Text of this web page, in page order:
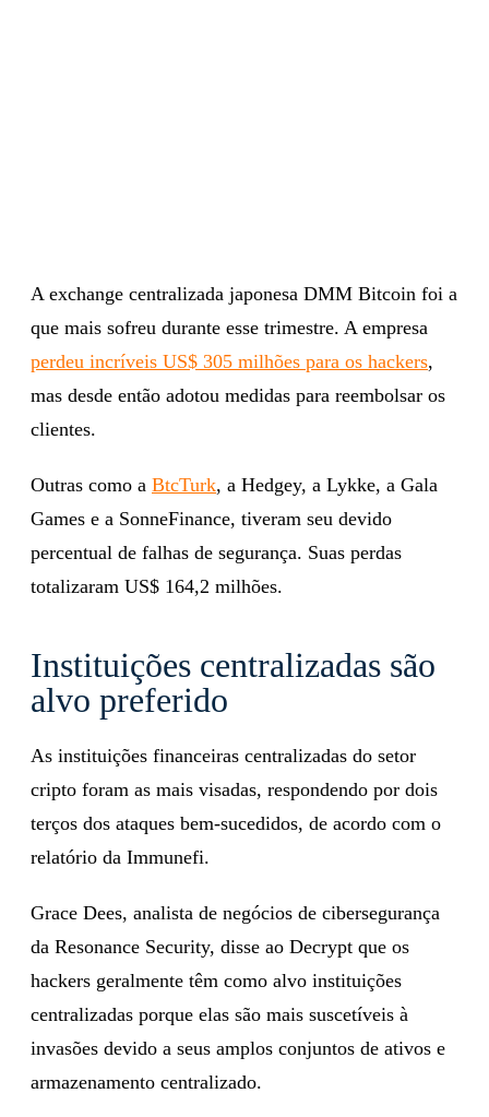
A exchange centralizada japonesa DMM Bitcoin foi a
que mais sofreu durante esse trimestre. A empresa
perdeu incríveis US$ 305 milhões para os hackers,
mas desde então adotou medidas para reembolsar os
clientes.
Outras como a BtcTurk, a Hedgey, a Lykke, a Gala
Games e a SonneFinance, tiveram seu devido
percentual de falhas de segurança. Suas perdas
totalizaram US$ 164,2 milhões.
Instituições centralizadas são
alvo preferido
As instituições financeiras centralizadas do setor
cripto foram as mais visadas, respondendo por dois
terços dos ataques bem-sucedidos, de acordo com o
relatório da Immunefi.
Grace Dees, analista de negócios de cibersegurança
da Resonance Security, disse ao Decrypt que os
hackers geralmente têm como alvo instituições
centralizadas porque elas são mais suscetíveis à
invasões devido a seus amplos conjuntos de ativos e
armazenamento centralizado.